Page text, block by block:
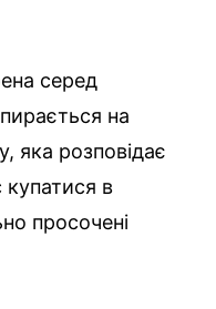
серед
на
яка розповідає
в
просочені